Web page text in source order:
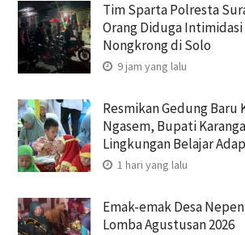
Tim Sparta Polresta
Orang Diduga Intimidasi
Nongkrong di Solo
9 jam yang lalu
Resmikan Gedung Baru
Ngasem, Bupati
Lingkungan Belajar
1 hari yang lalu
Emak-emak Desa
Lomba Agustusan 2026